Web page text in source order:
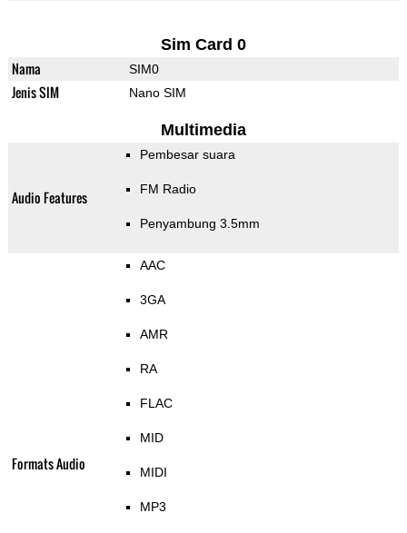
Sim Card 0
Nama SIM0
Jenis SIM Nano SIM
Multimedia
Audio Features
Pembesar suara
FM Radio
Penyambung 3.5mm
Formats Audio
AAC
3GA
AMR
RA
FLAC
MID
MIDI
MP3